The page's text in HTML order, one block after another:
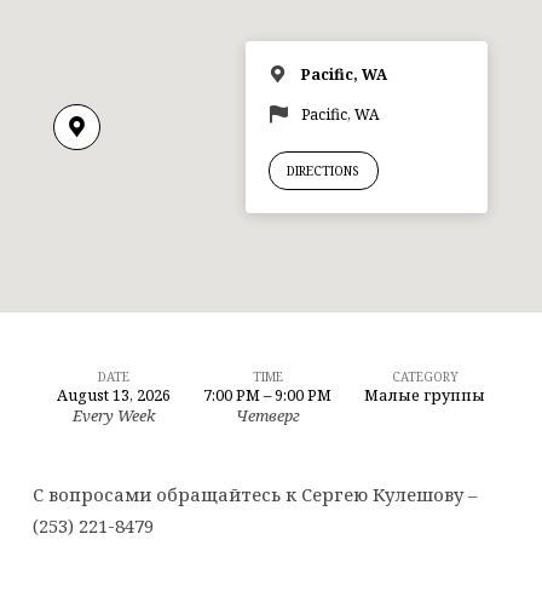
Pacific, WA
Pacific, WA
DIRECTIONS
Малая
(Pacific)
DATE
August 13, 2026
Every Week
TIME
7:00 PM – 9:00 PM
Четверг
CATEGORY
Малые группы
С вопросами обращайтесь к Сергею Кулешову –
(253) 221-8479